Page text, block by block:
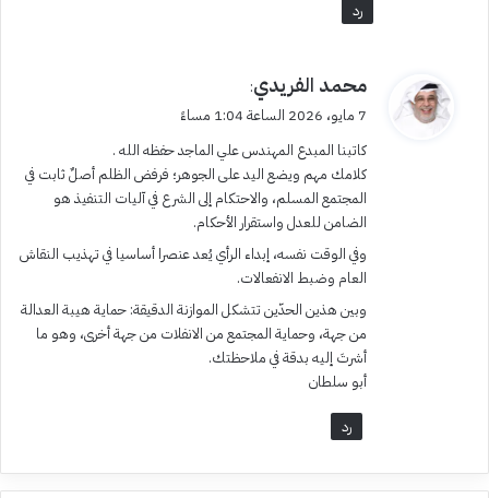
رد
ي
ل
محمد الفريدي:
7 مايو، 2026 الساعة 1:04 مساءً
كاتبنا المبدع المهندس علي الماجد حفظه الله .
كلامك مهم ويضع اليد على الجوهر؛ فرفض الظلم أصلٌ ثابت في
المجتمع المسلم، والاحتكام إلى الشرع في آليات التنفيذ هو
الضامن للعدل واستقرار الأحكام.
وفي الوقت نفسه، إبداء الرأي يُعد عنصرا أساسيا في تهذيب النقاش
العام وضبط الانفعالات.
وبين هذين الحدّين تتشكل الموازنة الدقيقة: حماية هيبة العدالة
من جهة، وحماية المجتمع من الانفلات من جهة أخرى، وهو ما
أشرتَ إليه بدقة في ملاحظتك.
أبو سلطان
رد